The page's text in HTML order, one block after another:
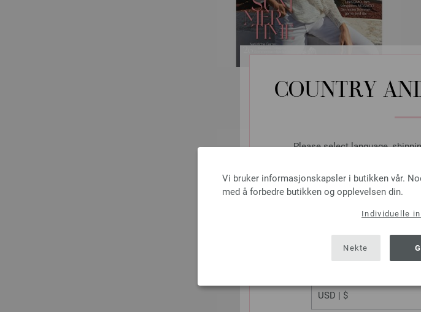
COUNTRY
Please select language,
SHIPPING TO
USA - The United
Vi bruker informasjonskapsler i butikken vår.
med å forbedre butikken og opplevelsen din.
Individuelle
Nekte